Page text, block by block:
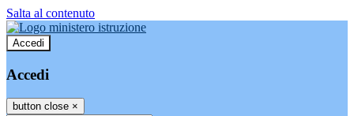
Salta al contenuto
Accedi
Accedi
button close ×